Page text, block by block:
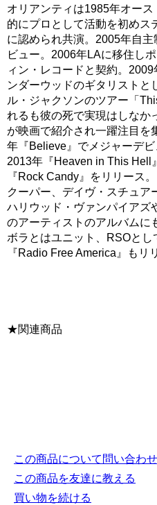
オリアンティは1985年オー
的にプロとして活動を初めス
に認められ共演。2005年自
ビュー。2006年LAに移住し
ィン・レコードと契約。
ンダーウッドのギタリストと
ル・ジャクソンのツアー「
れるも彼の死で実現はしなか
が映画で紹介され一躍注目を
年『Believe』でメジャーデビ
2013年『Heaven in This Hell
『Rock Candy』をリリース
クーパー、デイヴ・スチュア
ハリウッド・ヴァンパイアズ
のアーティストのアルバムに
ボラとはユニット、RSOと
『Radio Free America』もリ
★関連商品
この商品について問い合わ
この商品を友達に教える
買い物を続ける